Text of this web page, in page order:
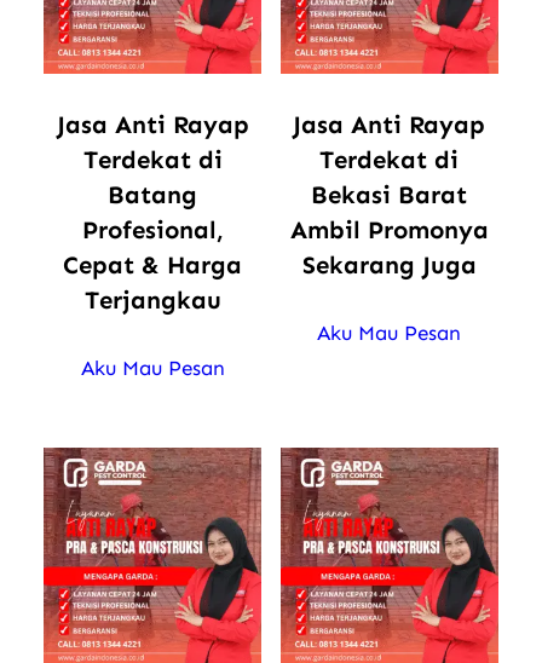
Jasa Anti Rayap
Terdekat di
Batang
Profesional,
Cepat & Harga
Terjangkau
Aku Mau Pesan
Jasa Anti Rayap
Terdekat di
Bekasi Barat
Ambil Promonya
Sekarang Juga
Aku Mau Pesan